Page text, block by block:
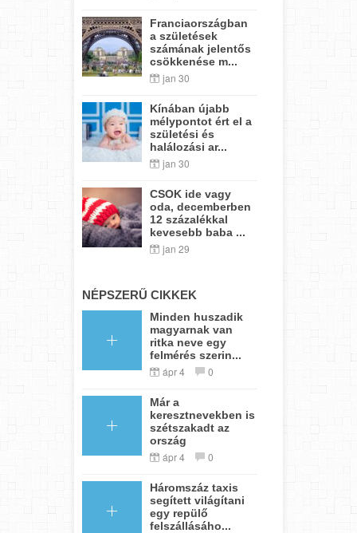
Franciaországban
a születések
számának jelentős
csökkenése m...
jan 30
Kínában újabb
mélypontot ért el a
születési és
halálozási ar...
jan 30
CSOK ide vagy
oda, decemberben
12 százalékkal
kevesebb baba ...
jan 29
NÉPSZERŰ CIKKEK
Minden huszadik
magyarnak van
ritka neve egy
felmérés szerin...
ápr 4 0
Már a
keresztnevekben is
szétszakadt az
ország
ápr 4 0
Háromszáz taxis
segített világítani
egy repülő
felszállásáho...